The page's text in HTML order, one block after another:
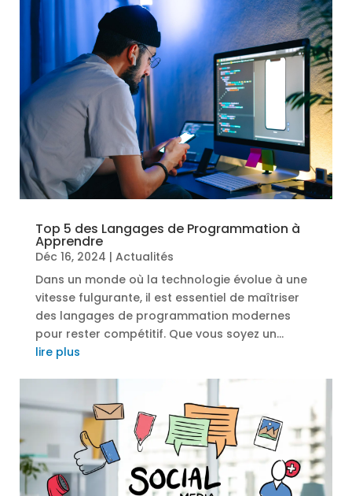
Top 5 des Langages de Programmation à
Apprendre
Déc 16, 2024 | Actualités
Dans un monde où la technologie évolue à une
vitesse fulgurante, il est essentiel de maîtriser
des langages de programmation modernes
pour rester compétitif. Que vous soyez un...
lire plus